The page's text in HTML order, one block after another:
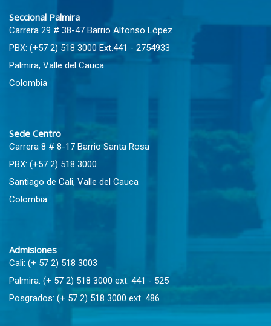
Seccional Palmira
Carrera 29 # 38-47 Barrio Alfonso López
PBX: (+57 2) 518 3000 Ext.441 - 2754933
Palmira, Valle del Cauca
Colombia
Sede Centro
Carrera 8 # 8-17 Barrio Santa Rosa
PBX: (+57 2) 518 3000
Santiago de Cali, Valle del Cauca
Colombia
Admisiones
Cali: (+ 57 2) 518 3003
Palmira: (+ 57 2) 518 3000 ext. 441 - 525
Posgrados: (+ 57 2) 518 3000 ext. 486